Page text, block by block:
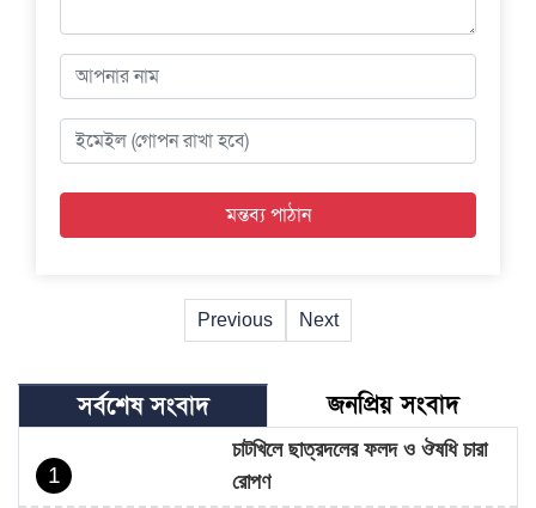
Previous Next
সর্বশেষ সংবাদ জনপ্রিয় সংবাদ
1
চাটখিলে ছাত্রদলের ফলদ ও ঔষধি চারা
রোপণ